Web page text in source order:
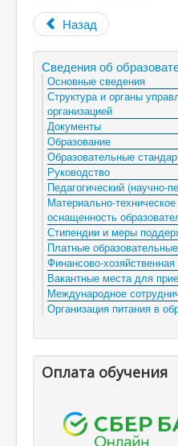
Назад
Сведения об
Основные сведения
Структура и органы
организацией
Документы
Образование
Образовательные
Руководство
Педагогический (научно-
Материально-
оснащенность
Стипендии и меры
Платные
Финансово-
Вакантные места для
Международное
Организация питания в
Оплата обучения